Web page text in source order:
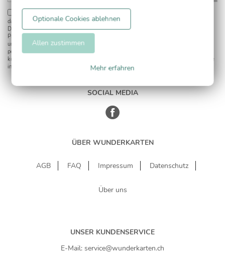
Einwilligung zur Datennutzung für Marketingzwecke:
dass wir Sie mit neuesten Informationen aus unserem Angebot informieren können.
Dies umfasst den Versand unseres Newsletters. Zudem können wir Ihnen
Produktinformationen zu Ihren Interessen auf anderen Plattformen wie Facebook
und Google anzeigen. Um Ihnen diesen Service anbieten zu können, nutzen wir Ihre
personenbezogenen Daten und teilen diese auch mit Dritten, wenn erforderlich. Sie
können diese Einwilligung jederzeit widerrufen. Weitere Informationen erhalten Sie
in unserer Datenschutzerklärung.
SOCIAL MEDIA
ÜBER WUNDERKARTEN
AGB FAQ Impressum Datenschutz
Über uns
UNSER KUNDENSERVICE
E-Mail: service@wunderkarten.ch
Mehr erfahren
Optionale Cookies ablehnen
Allen zustimmen